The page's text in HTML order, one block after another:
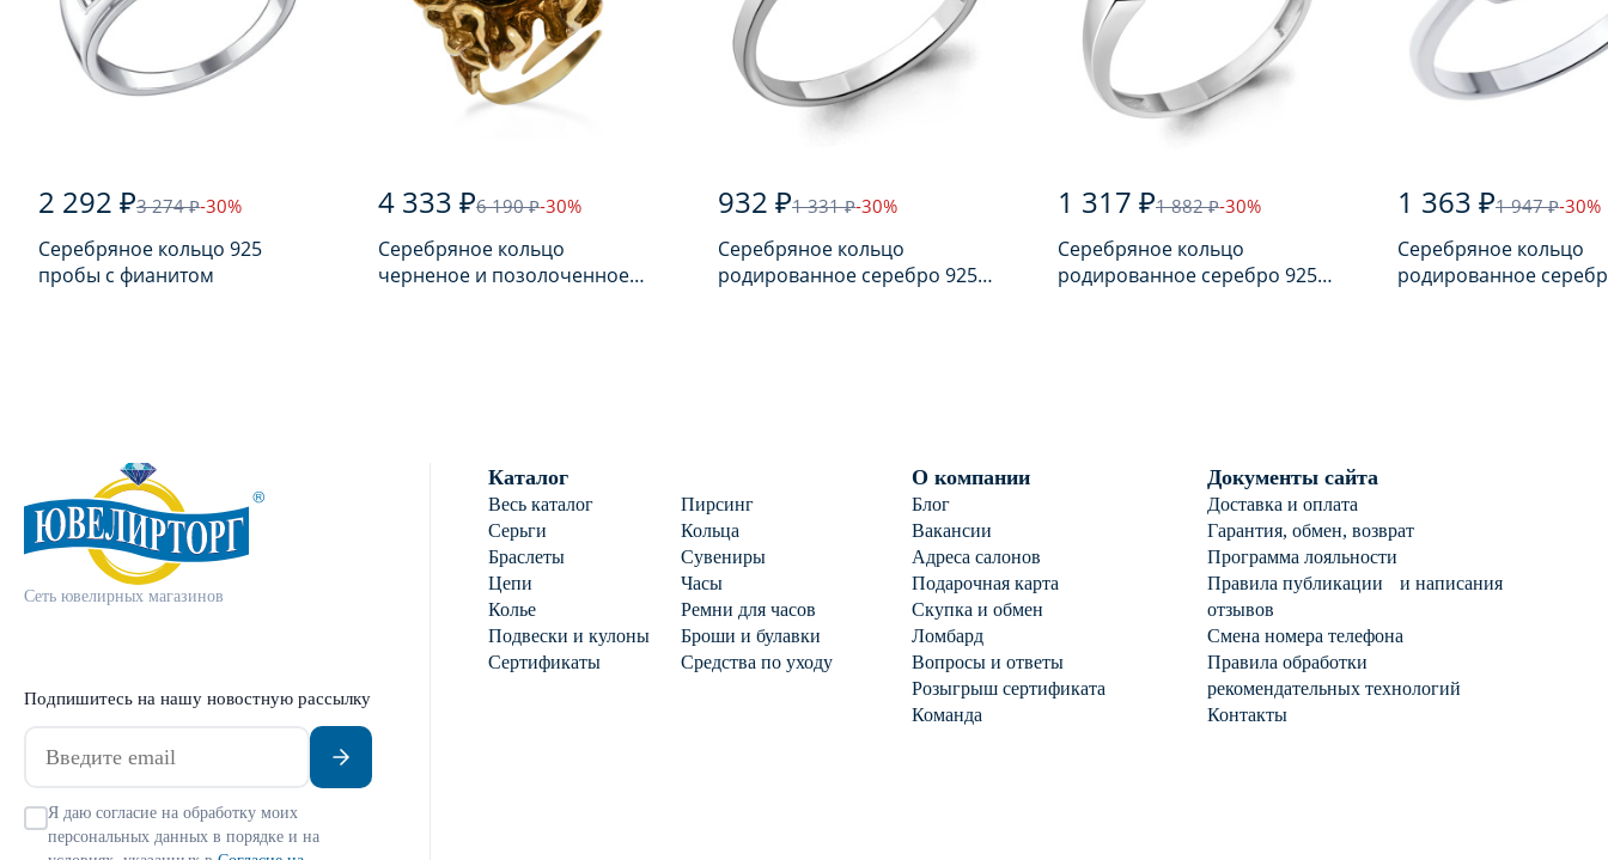
2 292 ₽3 274 ₽-30%
Серебряное кольцо 925
пробы с фианитом
4 333 ₽6 190 ₽-30%
Серебряное кольцо
черненое и позолоченное
932 ₽1 331 ₽-30%
Серебряное кольцо
родированное серебро 925
1 317 ₽1 882 ₽-30%
Серебряное кольцо
родированное серебро 925
1 363 ₽1 947 ₽-30%
Серебряное кольцо
родированное
Сеть ювелирных магазинов
Подпишитесь на нашу новостную рассылку
Я даю согласие на обработку моих
персональных данных в порядке и на
Каталог
Весь каталог
Пирсинг
Серьги
Кольца
Браслеты
Сувениры
Цепи
Часы
Колье
Ремни для часов
Подвески и кулоны
Броши и булавки
Сертификаты
Средства по уходу
О компании
Блог
Вакансии
Адреса салонов
Подарочная карта
Скупка и обмен
Ломбард
Вопросы и ответы
Розыгрыш сертификата
Команда
Документы сайта
Доставка и оплата
Гарантия, обмен, возврат
Программа лояльности
Правила публикации и написания
отзывов
Смена номера телефона
Правила обработки
рекомендательных технологий
Контакты